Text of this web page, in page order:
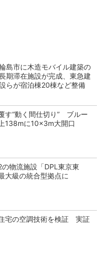
島市に木造モバイル建築の
期滞在施設が完成、東急建
らが宿泊棟20棟など整備
す“動く間仕切り” ブルー
138mに10×3m大開口
物流施設「DPL東京東
大級の統合型拠点に
宅の空調技術を検証 実証